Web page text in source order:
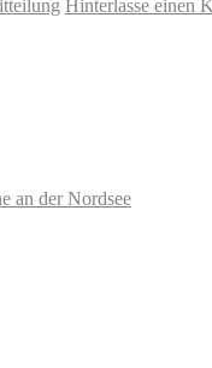
Hinterlasse einen
an der Nordsee